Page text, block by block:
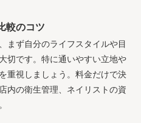
較のコツ
まず自分のライフスタイルや目
切です。特に通いやすい立地や
重視しましょう。料金だけで決
内の衛生管理、ネイリストの資